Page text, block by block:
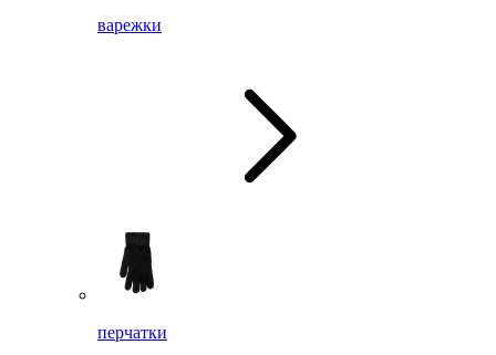
варежки
перчатки